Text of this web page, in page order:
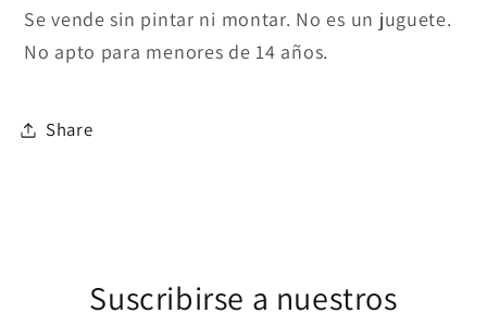
Se vende sin pintar ni montar. No es un juguete.
No apto para menores de 14 años.
Share
Suscribirse a nuestros